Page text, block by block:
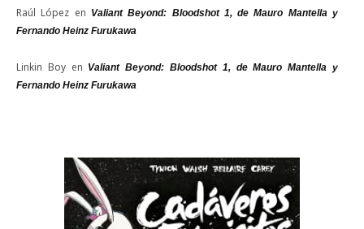
Raúl López en Valiant Beyond: Bloodshot 1, de Mauro Mantella y
Fernando Heinz Furukawa
Linkin Boyen Valiant Beyond: Bloodshot 1, de Mauro Mantella y
Fernando Heinz Furukawa